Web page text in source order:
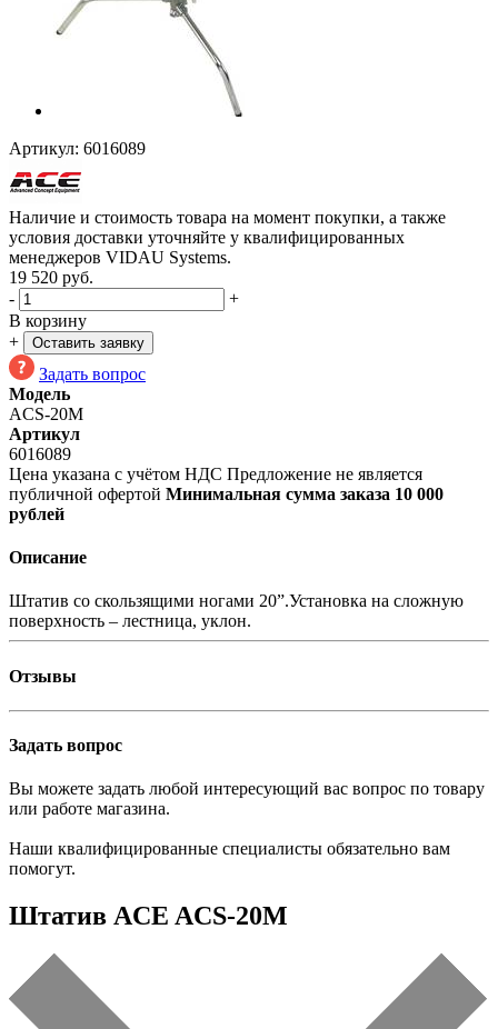
Артикул: 6016089
Наличие и стоимость товара на момент покупки, а также
условия доставки уточняйте у квалифицированных
менеджеров VIDAU Systems.
19 520 руб.
-
+
В корзину
+
Оставить заявку
Задать вопрос
Модель
ACS-20M
Артикул
6016089
Цена указана с учётом НДС Предложение не является
публичной офертой Минимальная сумма заказа 10 000
рублей
Описание
Штатив со скользящими ногами 20”.Установка на сложную
поверхность – лестница, уклон.
Отзывы
Задать вопрос
Вы можете задать любой интересующий вас вопрос по товару
или работе магазина.
Наши квалифицированные специалисты обязательно вам
помогут.
Штатив ACE ACS-20M